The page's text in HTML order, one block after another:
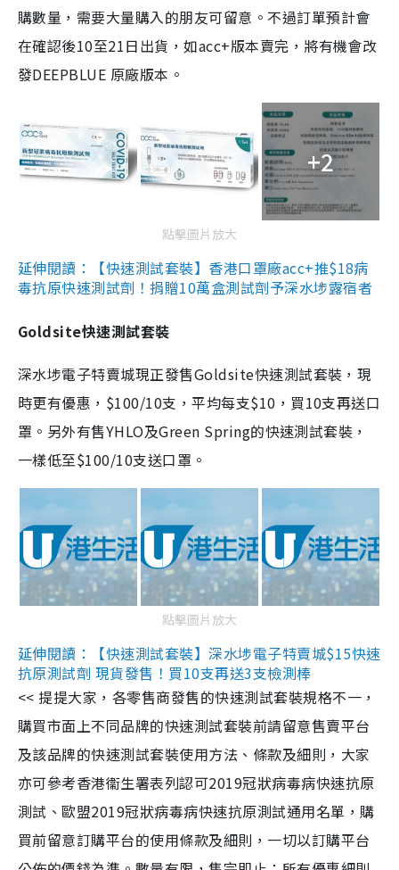
購數量，需要大量購入的朋友可留意。不過訂單預計會
在確認後10至21日出貨，如acc+版本賣完，將有機會改
發DEEPBLUE 原廠版本。
+2
點擊圖片放大
延伸閱讀：【快速測試套裝】香港口罩廠acc+推$18病
毒抗原快速測試劑！捐贈10萬盒測試劑予深水埗露宿者
Goldsite快速測試套裝
深水埗電子特賣城現正發售Goldsite快速測試套裝，現
時更有優惠，$100/10支，平均每支$10，買10支再送口
罩。另外有售YHLO及Green Spring的快速測試套裝，
一樣低至$100/10支送口罩。
點擊圖片放大
延伸閱讀：【快速測試套裝】深水埗電子特賣城$15快速
抗原測試劑 現貨發售！買10支再送3支檢測棒
<< 提提大家，各零售商發售的快速測試套裝規格不一，
購買市面上不同品牌的快速測試套裝前請留意售賣平台
及該品牌的快速測試套裝使用方法、條款及細則，大家
亦可參考香港衞生署表列認可2019冠狀病毒病快速抗原
測試、歐盟2019冠狀病毒病快速抗原測試通用名單，購
買前留意訂購平台的使用條款及細則，一切以訂購平台